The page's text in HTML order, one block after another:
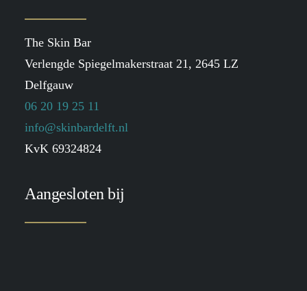
The Skin Bar
Verlengde Spiegelmakerstraat 21, 2645 LZ
Delfgauw
06 20 19 25 11
info@skinbardelft.nl
KvK 69324824
Aangesloten bij